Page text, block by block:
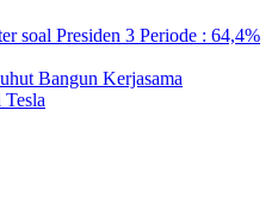
soal Presiden 3 Periode : 64,4%
Bangun Kerjasama